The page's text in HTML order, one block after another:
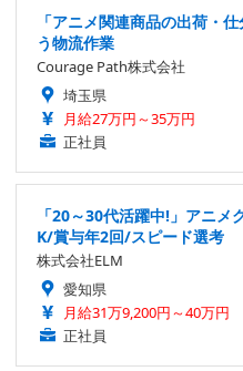
「アニメ関連商品の出荷・
う物流作業
Courage Path株式会社
埼玉県
月給27万円～35万円
正社員
「20～30代活躍中!」アニ
K/賞与年2回/スピード選考
株式会社ELM
愛知県
月給31万9,200円～40万円
正社員